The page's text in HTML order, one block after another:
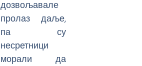
дозвољавале
пролаз даље,
па су
несретници
морали да